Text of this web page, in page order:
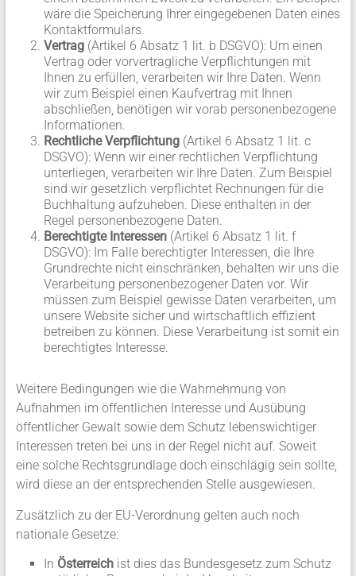
wäre die Speicherung Ihrer eingegebenen Daten eines
Kontaktformulars.
Vertrag(Artikel 6 Absatz 1 lit. b DSGVO): Um einen
Vertrag oder vorvertragliche Verpflichtungen mit
Ihnen zu erfüllen, verarbeiten wir Ihre Daten. Wenn
wir zum Beispiel einen Kaufvertrag mit Ihnen
abschließen, benötigen wir vorab personenbezogene
Informationen.
Rechtliche Verpflichtung(Artikel 6 Absatz 1 lit. c
DSGVO): Wenn wir einer rechtlichen Verpflichtung
unterliegen, verarbeiten wir Ihre Daten. Zum Beispiel
sind wir gesetzlich verpflichtet Rechnungen für die
Buchhaltung aufzuheben. Diese enthalten in der
Regel personenbezogene Daten.
Berechtigte Interessen(Artikel 6 Absatz 1 lit. f
DSGVO): Im Falle berechtigter Interessen, die Ihre
Grundrechte nicht einschränken, behalten wir uns die
Verarbeitung personenbezogener Daten vor. Wir
müssen zum Beispiel gewisse Daten verarbeiten, um
unsere Website sicher und wirtschaftlich effizient
betreiben zu können. Diese Verarbeitung ist somit ein
berechtigtes Interesse.
Weitere Bedingungen wie die Wahrnehmung von
Aufnahmen im öffentlichen Interesse und Ausübung
öffentlicher Gewalt sowie dem Schutz lebenswichtiger
Interessen treten bei uns in der Regel nicht auf. Soweit
eine solche Rechtsgrundlage doch einschlägig sein sollte,
wird diese an der entsprechenden Stelle ausgewiesen.
Zusätzlich zu der EU-Verordnung gelten auch noch
nationale Gesetze:
In Österreichist dies das Bundesgesetz zum Schutz